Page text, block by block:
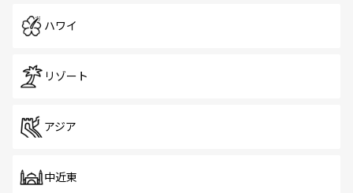
ハワイ
リゾート
アジア
中近東